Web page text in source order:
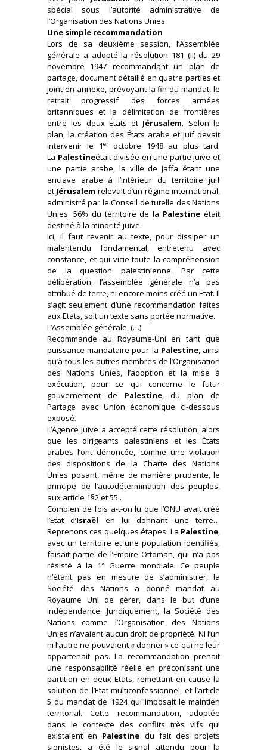
spécial sous l’autorité administrative de
l’Organisation des Nations Unies.
Une simple recommandation
Lors de sa deuxième session, l’Assemblée
générale a adopté la résolution 181 (II) du 29
novembre 1947 recommandant un plan de
partage, document détaillé en quatre parties et
joint en annexe, prévoyant la fin du mandat, le
retrait progressif des forces armées
britanniques et la délimitation de frontières
entre les deux États et Jérusalem. Selon le
plan, la création des États arabe et juif devait
intervenir le 1eroctobre 1948 au plus tard.
La Palestineétait divisée en une partie juive et
une partie arabe, la ville de Jaffa étant une
enclave arabe à l’intérieur du territoire juif
et Jérusalem relevait d’un régime international,
administré par le Conseil de tutelle des Nations
Unies. 56% du territoire de la Palestine était
destiné à la minorité juive.
Ici, il faut revenir au texte, pour dissiper un
malentendu fondamental, entretenu avec
constance, et qui vicie toute la compréhension
de la question palestinienne. Par cette
délibération, l’assemblée générale n’a pas
attribué de terre, ni encore moins créé un Etat. Il
s’agit seulement d’une recommandation faites
aux Etats, soit un texte sans portée normative.
L’Assemblée générale, (…)
Recommande au Royaume-Uni en tant que
puissance mandataire pour la Palestine, ainsi
qu’à tous les autres membres de l’Organisation
des Nations Unies, l’adoption et la mise à
exécution, pour ce qui concerne le futur
gouvernement de Palestine, du plan de
Partage avec Union économique ci-dessous
exposé.
L’Agence juive a accepté cette résolution, alors
que les dirigeants palestiniens et les États
arabes l’ont dénoncée, comme une violation
des dispositions de la Charte des Nations
Unies posant, même de manière prudente, le
principe de l’autodétermination des peuples,
aux article 1§2 et 55 .
Combien de fois a-t-on lu que l’ONU avait créé
l’Etat d’Israël en lui donnant une terre…
Reprenons ces quelques étapes. La Palestine,
avec un territoire et une population identifiés,
faisait partie de l’Empire Ottoman, qui n’a pas
résisté à la 1° Guerre mondiale. Ce peuple
n’étant pas en mesure de s’administrer, la
Société des Nations a donné mandat au
Royaume Uni de gérer, dans le but d’une
indépendance. Juridiquement, la Société des
Nations comme l’Organisation des Nations
Unies n’avaient aucun droit de propriété. Ni l’un
ni l’autre ne pouvaient « donner » ce qui ne leur
appartenait pas. La recommandation prenait
une responsabilité réelle en préconisant une
partition en deux Etats, remettant en cause la
solution de l’Etat multiconfessionnel, et l’article
5 du mandat de 1924 qui imposait le maintien
territorial. Cette recommandation, adoptée
dans le contexte des conflits très vifs qui
existaient en Palestine du fait des projets
sionistes, a été le signal attendu pour la